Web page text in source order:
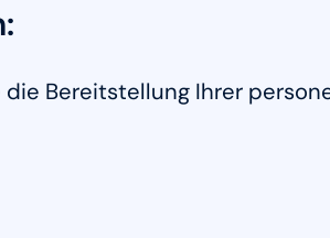
Bereitstellung Ihrer